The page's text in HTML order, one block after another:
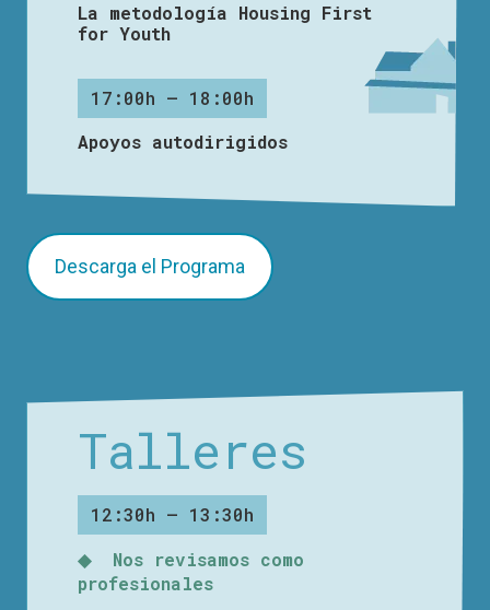
La metodología Housing First
for Youth
17:00h – 18:00h
Apoyos autodirigidos
Descarga el Programa
Talleres
12:30h – 13:30h
◆ Nos revisamos como
profesionales